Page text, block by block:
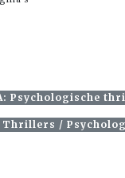
Psychologische
Thrillers /